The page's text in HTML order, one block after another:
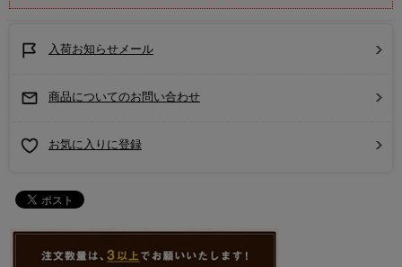
入荷お知らせメール
商品についてのお問い合わせ
お気に入りに登録